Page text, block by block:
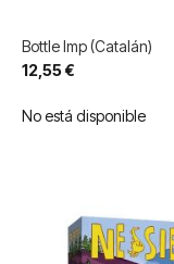
Bottle Imp (Catalán)
12,55 €
No está disponible